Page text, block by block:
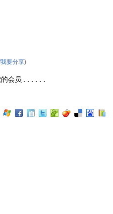
要分享)
会员 . . . . . .